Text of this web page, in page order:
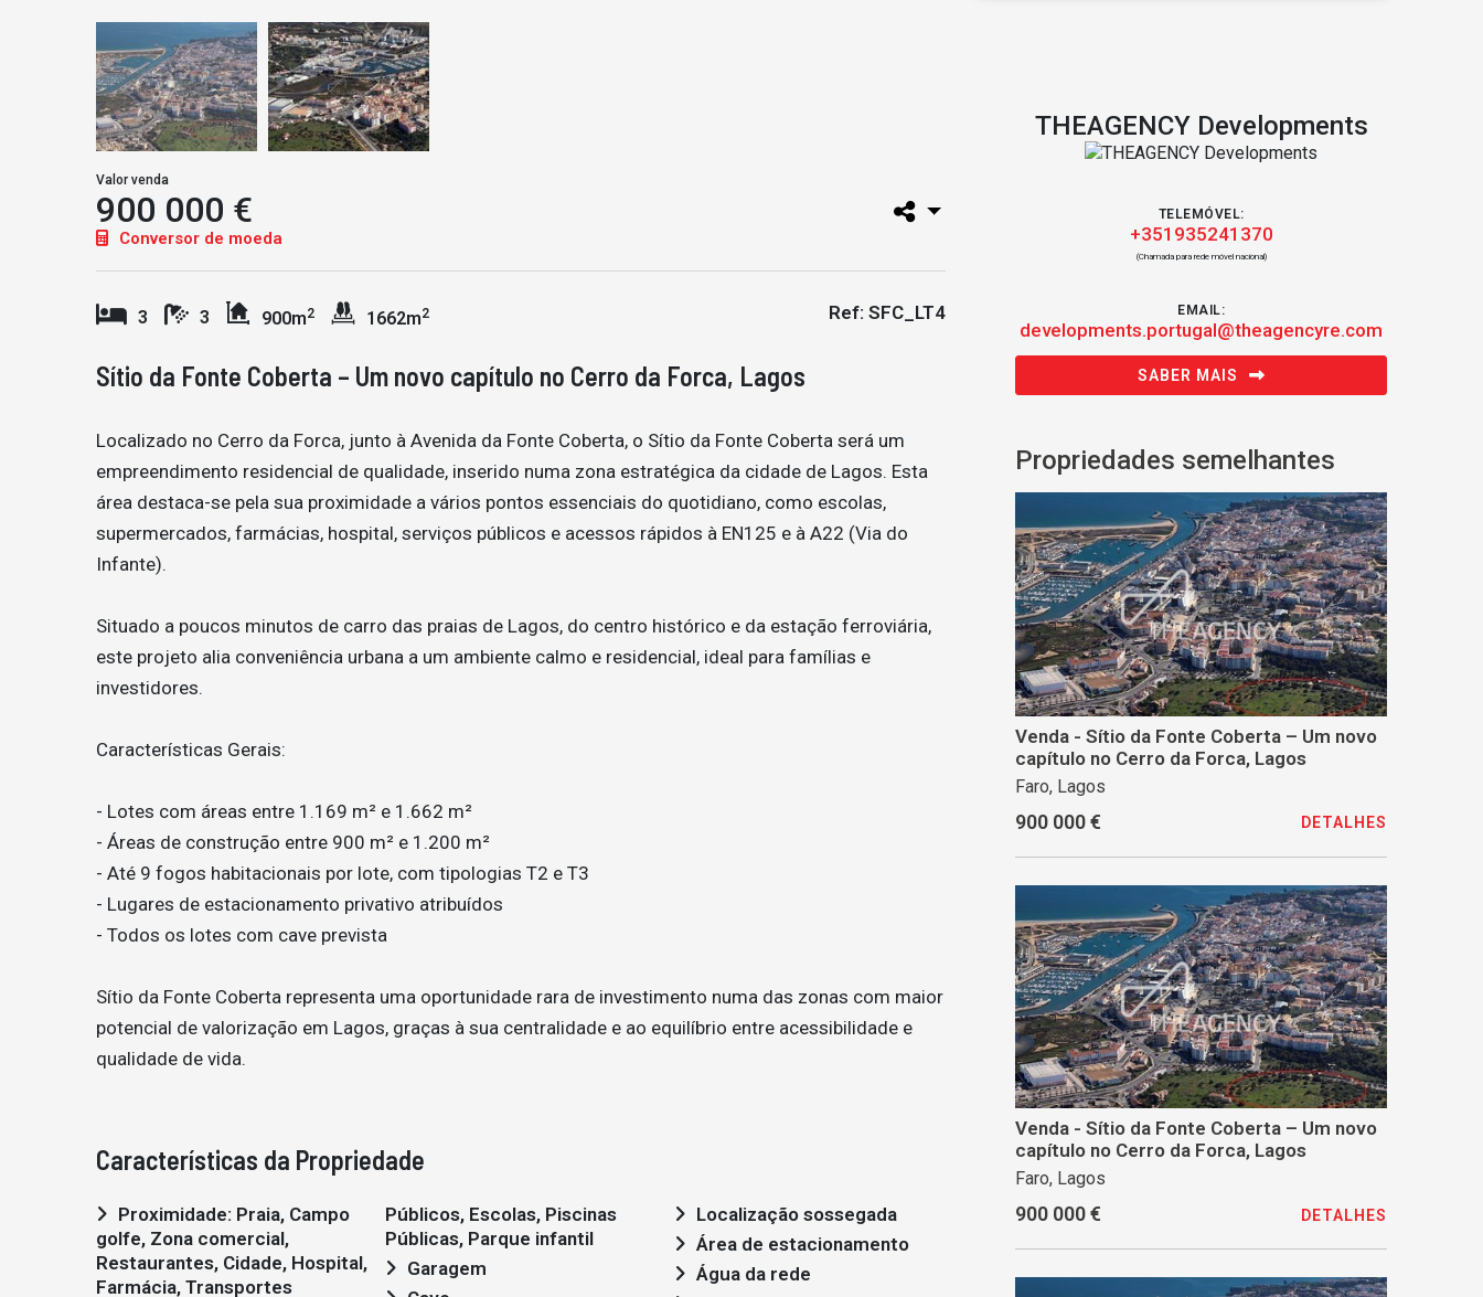
Valor venda
900 000 €
Conversor de moeda
3 3 900m2 1662m2 Ref: SFC_LT4
Sítio da Fonte Coberta – Um novo capítulo no Cerro da Forca, Lagos
Localizado no Cerro da Forca, junto à Avenida da Fonte Coberta, o Sítio da Fonte Coberta será um
empreendimento residencial de qualidade, inserido numa zona estratégica da cidade de Lagos. Esta
área destaca-se pela sua proximidade a vários pontos essenciais do quotidiano, como escolas,
supermercados, farmácias, hospital, serviços públicos e acessos rápidos à EN125 e à A22 (Via do
Infante).
Situado a poucos minutos de carro das praias de Lagos, do centro histórico e da estação ferroviária,
este projeto alia conveniência urbana a um ambiente calmo e residencial, ideal para famílias e
investidores.
Características Gerais:
- Lotes com áreas entre 1.169 m² e 1.662 m²
- Áreas de construção entre 900 m² e 1.200 m²
- Até 9 fogos habitacionais por lote, com tipologias T2 e T3
- Lugares de estacionamento privativo atribuídos
- Todos os lotes com cave prevista
Sítio da Fonte Coberta representa uma oportunidade rara de investimento numa das zonas com maior
potencial de valorização em Lagos, graças à sua centralidade e ao equilíbrio entre acessibilidade e
qualidade de vida.
Características da Propriedade
golfe, Zona comercial,
Restaurantes, Cidade, Hospital,
Farmácia, Transportes
Públicas, Parque infantil
Garagem
Localização sossegada
Área de estacionamento
Água da rede
THEAGENCY Developments
TELEMÓVEL:
+351935241370
(Chamada para rede móvel nacional)
EMAIL:
developments.portugal@theagencyre.com
SABER MAIS
Propriedades semelhantes
Venda - Sítio da Fonte Coberta – Um novo
capítulo no Cerro da Forca, Lagos
Faro, Lagos
900 000 € DETALHES
Venda - Sítio da Fonte Coberta – Um novo
capítulo no Cerro da Forca, Lagos
Faro, Lagos
900 000 € DETALHES